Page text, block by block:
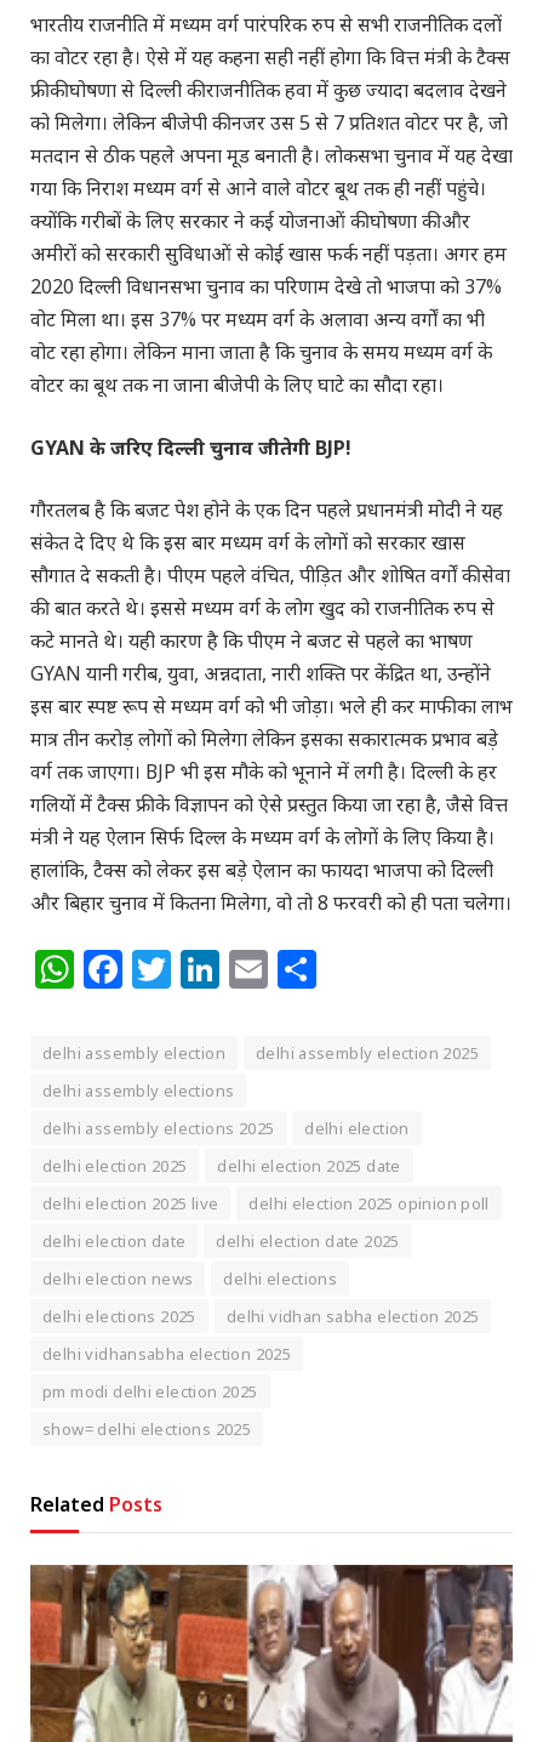
भारतीय राजनीति में मध्यम वर्ग पारंपरिक रुप से सभी राजनीतिक दलों
का वोटर रहा है। ऐसे में यह कहना सही नहीं होगा कि वित्त मंत्री के टैक्स
फ्री की घोषणा से दिल्ली की राजनीतिक हवा में कुछ ज्यादा बदलाव देखने
को मिलेगा। लेकिन बीजेपी की नजर उस 5 से 7 प्रतिशत वोटर पर है, जो
मतदान से ठीक पहले अपना मूड बनाती है। लोकसभा चुनाव में यह देखा
गया कि निराश मध्यम वर्ग से आने वाले वोटर बूथ तक ही नहीं पहुंचे।
क्योंकि गरीबों के लिए सरकार ने कई योजनाओं की घोषणा की और
अमीरों को सरकारी सुविधाओं से कोई खास फर्क नहीं पड़ता। अगर हम
2020 दिल्ली विधानसभा चुनाव का परिणाम देखे तो भाजपा को 37%
वोट मिला था। इस 37% पर मध्यम वर्ग के अलावा अन्य वर्गों का भी
वोट रहा होगा। लेकिन माना जाता है कि चुनाव के समय मध्यम वर्ग के
वोटर का बूथ तक ना जाना बीजेपी के लिए घाटे का सौदा रहा।
GYAN के जरिए दिल्ली चुनाव जीतेगी BJP!
गौरतलब है कि बजट पेश होने के एक दिन पहले प्रधानमंत्री मोदी ने यह
संकेत दे दिए थे कि इस बार मध्यम वर्ग के लोगों को सरकार खास
सौगात दे सकती है। पीएम पहले वंचित, पीड़ित और शोषित वर्गों की सेवा
की बात करते थे। इससे मध्यम वर्ग के लोग खुद को राजनीतिक रुप से
कटे मानते थे। यही कारण है कि पीएम ने बजट से पहले का भाषण
GYAN यानी गरीब, युवा, अन्नदाता, नारी शक्ति पर केंद्रित था, उन्होंने
इस बार स्पष्ट रूप से मध्यम वर्ग को भी जोड़ा। भले ही कर माफी का लाभ
मात्र तीन करोड़ लोगों को मिलेगा लेकिन इसका सकारात्मक प्रभाव बड़े
वर्ग तक जाएगा। BJP भी इस मौके को भूनाने में लगी है। दिल्ली के हर
गलियों में टैक्स फ्री के विज्ञापन को ऐसे प्रस्तुत किया जा रहा है, जैसे वित्त
मंत्री ने यह ऐलान सिर्फ दिल्ल के मध्यम वर्ग के लोगों के लिए किया है।
हालांकि, टैक्स को लेकर इस बड़े ऐलान का फायदा भाजपा को दिल्ली
और बिहार चुनाव में कितना मिलेगा, वो तो 8 फरवरी को ही पता चलेगा।
WhatsApp
Facebook
Twitter
LinkedIn
Email
delhi assembly election
delhi assembly election 2025
delhi assembly elections
delhi assembly elections 2025
delhi election
delhi election 2025
delhi election 2025 date
delhi election 2025 live
delhi election 2025 opinion poll
delhi election date
delhi election date 2025
delhi election news
delhi elections
delhi elections 2025
delhi vidhan sabha election 2025
delhi vidhansabha election 2025
pm modi delhi election 2025
show= delhi elections 2025
Related Posts